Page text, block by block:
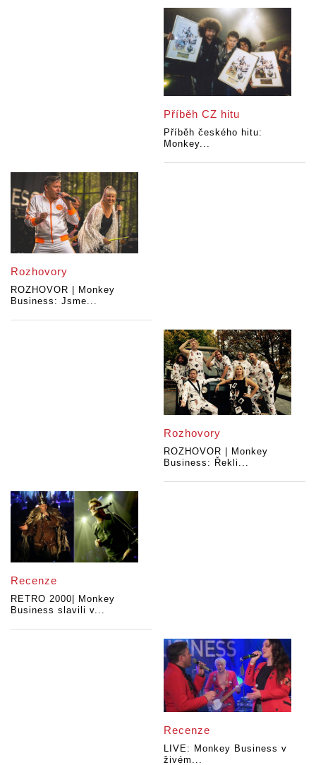
Příběh CZ hitu
Příběh českého hitu:
Monkey...
Rozhovory
ROZHOVOR | Monkey
Business: Jsme...
Rozhovory
ROZHOVOR | Monkey
Business: Řekli...
Recenze
RETRO 2000| Monkey
Business slavili v...
Recenze
LIVE: Monkey Business v
živém...